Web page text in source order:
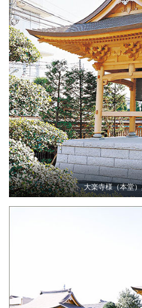
大楽寺様（本堂